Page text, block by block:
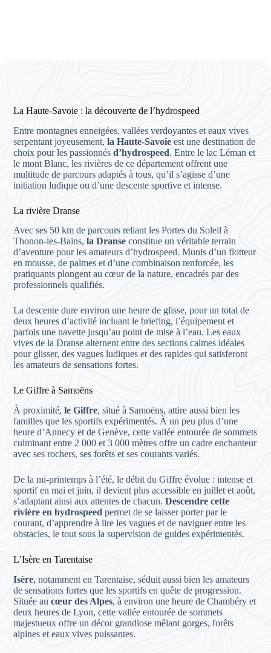
La Haute-Savoie : la découverte de l’hydrospeed
Entre montagnes enneigées, vallées verdoyantes et eaux vives
serpentant joyeusement,la Haute-Savoieest une destination de
choix pour les passionnésd’hydrospeed. Entre le lac Léman et
le mont Blanc, les rivières de ce département offrent une
multitude de parcours adaptés à tous, qu’il s’agisse d’une
initiation ludique ou d’une descente sportive et intense.
La rivière Dranse
Avec ses 50 km de parcours reliant les Portes du Soleil à
Thonon-les-Bains,la Dranse constitue un véritable terrain
d’aventure pour les amateurs d’hydrospeed. Munis d’un flotteur
en mousse, de palmes et d’une combinaison renforcée, les
pratiquants plongent au cœur de la nature, encadrés par des
professionnels qualifiés.
La descente dure environ une heure de glisse, pour un total de
deux heures d’activité incluant le briefing, l’équipement et
parfois une navette jusqu’au point de mise à l’eau. Les eaux
vives de la Dranse alternent entre des sections calmes idéales
pour glisser, des vagues ludiques et des rapides qui satisferont
les amateurs de sensations fortes.
Le Giffre à Samoëns
À proximité,le Giffre, situé à Samoëns, attire aussi bien les
familles que les sportifs expérimentés. À un peu plus d’une
heure d’Annecy et de Genève, cette vallée entourée de sommets
culminant entre 2 000 et 3 000 mètres offre un cadre enchanteur
avec ses rochers, ses forêts et ses courants variés.
De la mi-printemps à l’été, le débit du Giffre évolue : intense et
sportif en mai et juin, il devient plus accessible en juillet et août,
s’adaptant ainsi aux attentes de chacun.Descendre cette
rivière en hydrospeed permet de se laisser porter par le
courant, d’apprendre à lire les vagues et de naviguer entre les
obstacles, le tout sous la supervision de guides expérimentés.
L’Isère en Tarentaise
Isère, notamment en Tarentaise, séduit aussi bien les amateurs
de sensations fortes que les sportifs en quête de progression.
Située aucœur des Alpes, à environ une heure de Chambéry et
deux heures de Lyon, cette vallée entourée de sommets
majestueux offre un décor grandiose mêlant gorges, forêts
alpines et eaux vives puissantes.